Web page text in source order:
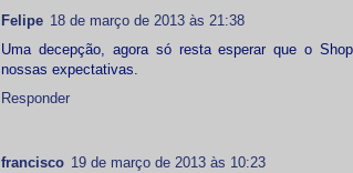
Felipe 18 de março de 2013 às 21:38
Uma decepção, agora só resta esperar que o
nossas expectativas.
Responder
francisco 19 de março de 2013 às 10:23